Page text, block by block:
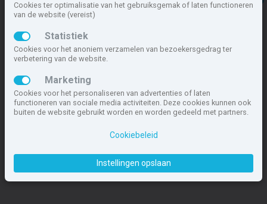
© OpenStreetMap contributors
Cookies ter optimalisatie van het gebruiksgemak of laten functioneren
van de website (vereist)
Statistiek
Cookies voor het anoniem verzamelen van bezoekersgedrag ter
verbetering van de website.
Marketing
Cookies voor het personaliseren van advertenties of laten
functioneren van sociale media activiteiten. Deze cookies kunnen ook
buiten de website gebruikt worden en worden gedeeld met partners.
Cookiebeleid
Instellingen opslaan